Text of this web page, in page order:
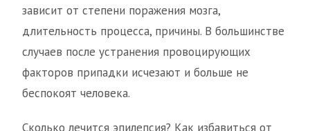
зависит от степени поражения мозга,
длительность процесса, причины. В большинстве
случаев после устранения провоцирующих
факторов припадки исчезают и больше не
беспокоят человека.
Сколько лечится эпилепсия? Как избавиться от